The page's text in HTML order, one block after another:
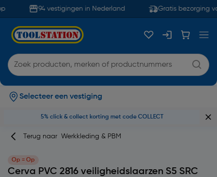
94 vestigingen in Nederland Gratis bezorging
Selecteer een vestiging
5% click & collect korting met code COLLECT
Terug naar Werkkleding & PBM
Op = Op
Cerva PVC 2816 veiligheidslaarzen S5 SRC